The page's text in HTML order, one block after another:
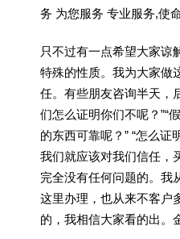
务 为您服务 专业服务,使
只不过有一点希望大家谅
特殊的性质。我为大家做
任。有些朋友咨询半天，
们怎么证明你们不呢？”“
的东西可靠呢？” “怎么证
我们就应该对我们信任，
完全没有任何问题的。我
这里办理，也从来不客户
的，我相信大家看的出。